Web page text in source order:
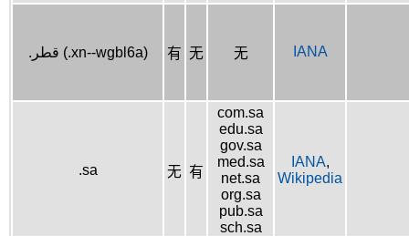
.قطر (.xn--wgbl6a) 有 无 无 IANA
.sa 无 有
com.sa
edu.sa
gov.sa
med.sa
net.sa
org.sa
pub.sa
sch.sa
IANA,
Wikipedia